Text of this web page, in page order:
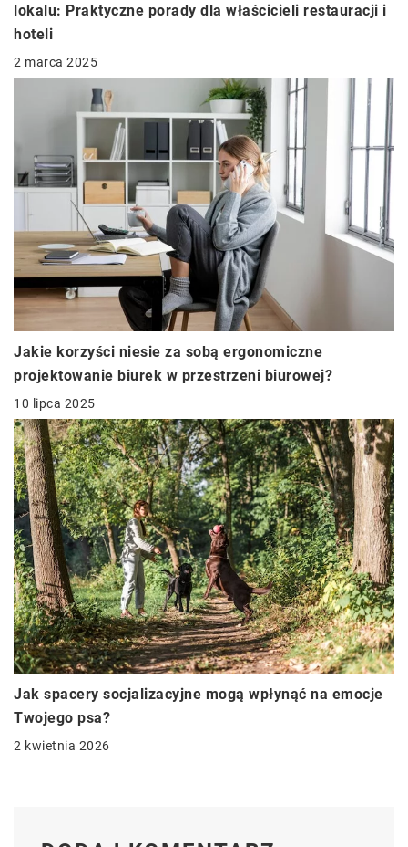
lokalu: Praktyczne porady dla właścicieli restauracji i
hoteli
2 marca 2025
Jakie korzyści niesie za sobą ergonomiczne
projektowanie biurek w przestrzeni biurowej?
10 lipca 2025
Jak spacery socjalizacyjne mogą wpłynąć na emocje
Twojego psa?
2 kwietnia 2026